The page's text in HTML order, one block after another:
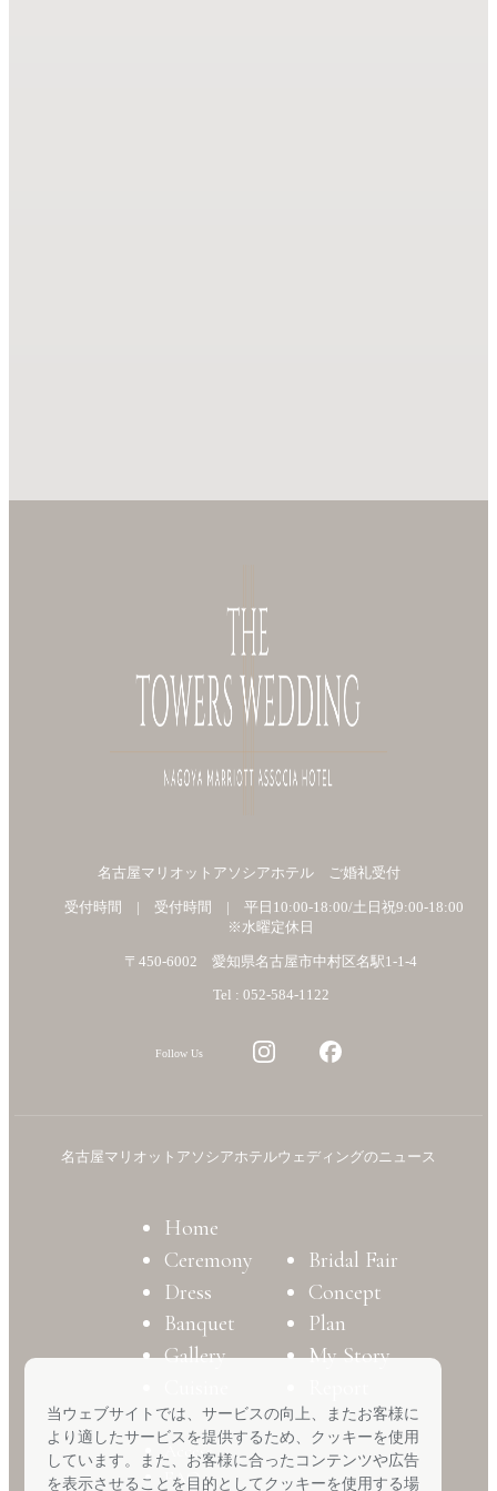
名古屋マリオットアソシアホテル ご婚礼受付
受付時間 | 受付時間 | 平日10:00-18:00/土日祝9:00-18:00
※水曜定休日
〒450-6002 愛知県名古屋市中村区名駅1-1-4
Tel : 052-584-1122
Follow Us
名古屋マリオットアソシアホテルウェディングのニュース
Home
Ceremony
Bridal Fair
Dress
Concept
Banquet
Plan
Gallery
My Story
Access
FAQ
当ウェブサイトでは、サービスの向上、またお客様に
より適したサービスを提供するため、クッキーを使用
しています。また、お客様に合ったコンテンツや広告
を表示させることを目的としてクッキーを使用する場